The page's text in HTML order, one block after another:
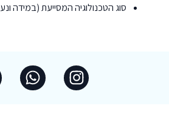
סוג הטכנולוגיה המסייעת (במידה